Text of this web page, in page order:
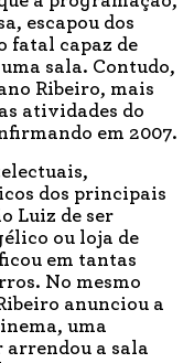
escapou dos
fatal capaz de
sala. Contudo,
Ribeiro, mais
atividades do
em 2007.
dos principais
Luiz de ser
ou loja de
em tantas
No mesmo
anunciou a
uma
a sala